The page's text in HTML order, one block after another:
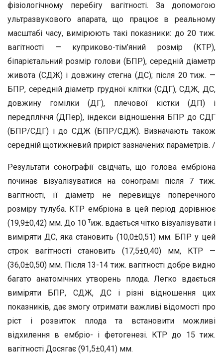
фізіологічному перебігу вагітності. За допомогою
ультразвукового апарата, що працює в реальному
масштабі часу, вимірюють такі показники: до 20 тиж.
вагітності — куприково-тім’яний розмір (КТР),
біпарієтальний розмір голови (БПР), середній діаметр
живота (СДЖ) і довжину стегна (ДС); після 20 тиж. —
БПР, середній діаметр грудної клітки (СДГ), СДЖ, ДС,
довжину гомілки (ДГ), плечової кістки (ДП) і
передпліччя (ДПер), індекси відношення БПР до СДГ
(БПР/СДГ) і до СДЖ (БПР/СДЖ). Визначають також
середній щотижневий приріст зазначених параметрів. /
Результати сонографії свідчать, що голова ембріона
починає візуалізуватися на сонограмі після 7 тиж.
вагітності, її діаметр не перевищує поперечного
розміру тулуба. КТР ембріона в цей період дорівнює
(19,9±0,42) мм. До 10тиж. вдається чітко візуалізувати і
виміряти ДС, яка становить (10,0±0,51) мм. БПР у цей
строк вагітності становить (17,5±0,40) мм, КТР —
(36,0±0,50) мм. Після 13-14 тиж. вагітності добре видно
багато анатомічних утворень плода. Легко вдається
виміряти БПР, СДЖ, ДС і різні відношення цих
показників, дає змогу отримати важливі відомості про
ріст і розвиток плода та встановити можливі
відхилення в ембріо- і фетогенезі. КТР до 15 тиж.
вагітності Досягає (91,5±0,41) мм.